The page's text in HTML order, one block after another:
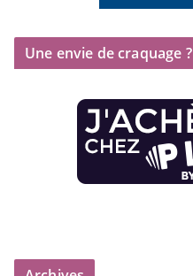
Une envie de craquage ?